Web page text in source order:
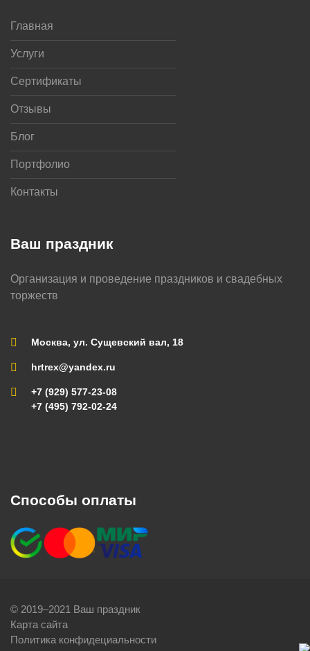
Ваш праздник
Организация и проведение праздников и свадебных
торжеств
Москва, ул. Сущевский вал, 18
hrtrex@yandex.ru
+7 (929) 577-23-08
+7 (495) 792-02-24
Главная
Услуги
Сертификаты
Отзывы
Блог
Портфолио
Контакты
Способы оплаты
© 2019–2021 Ваш праздник
Карта сайта
Политика конфидециальности